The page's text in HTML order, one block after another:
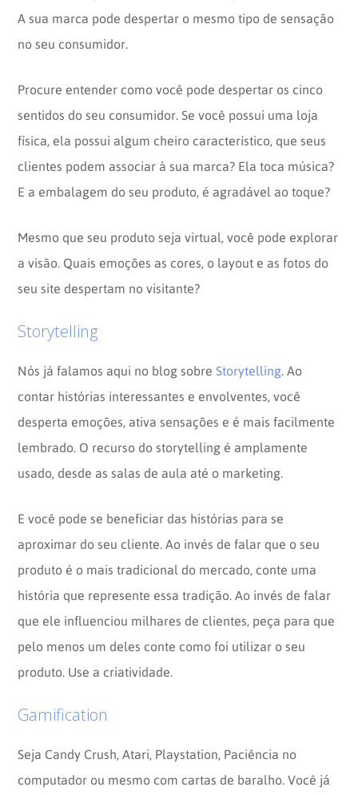
A sua marca pode despertar o mesmo tipo de sensação
no seu consumidor.
Procure entender como você pode despertar os cinco
sentidos do seu consumidor. Se você possui uma loja
física, ela possui algum cheiro característico, que seus
clientes podem associar à sua marca? Ela toca música?
E a embalagem do seu produto, é agradável ao toque?
Mesmo que seu produto seja virtual, você pode explorar
a visão. Quais emoções as cores, o layout e as fotos do
seu site despertam no visitante?
Storytelling
Nós já falamos aqui no blog sobreStorytelling. Ao
contar histórias interessantes e envolventes, você
desperta emoções, ativa sensações e é mais facilmente
lembrado. O recurso do storytelling é amplamente
usado, desde as salas de aula até o marketing.
E você pode se beneficiar das histórias para se
aproximar do seu cliente. Ao invés de falar que o seu
produto é o mais tradicional do mercado, conte uma
história que represente essa tradição. Ao invés de falar
que ele influenciou milhares de clientes, peça para que
pelo menos um deles conte como foi utilizar o seu
produto. Use a criatividade.
Gamification
Seja Candy Crush, Atari, Playstation, Paciência no
computador ou mesmo com cartas de baralho. Você já